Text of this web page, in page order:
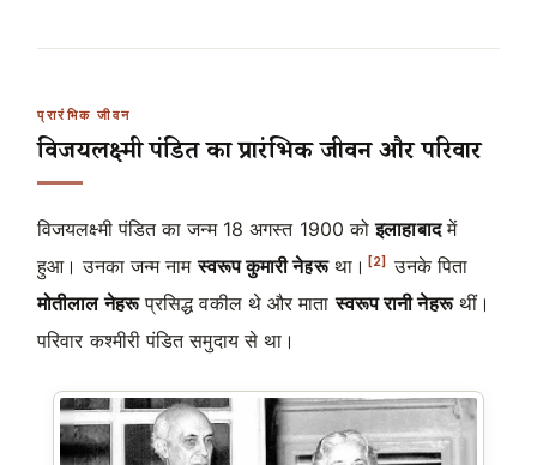
प्रारंभिक जीवन
विजयलक्ष्मी पंडित का प्रारंभिक जीवन और परिवार
विजयलक्ष्मी पंडित का जन्म 18 अगस्त 1900 कोइलाहाबादमें
हुआ। उनका जन्म नामस्वरूप कुमारी नेहरूथा। [2]
उनके पिता
मोतीलाल नेहरूप्रसिद्ध वकील थे और मातास्वरूप रानी नेहरूथीं।
परिवार कश्मीरी पंडित समुदाय से था।